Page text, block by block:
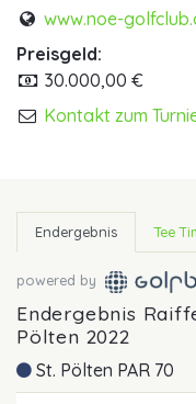
www.noe-
Preisgeld:
30.000,00 €
Kontakt zum
Endergebnis Tee
powered by
Endergebnis
Pölten 2022
St. Pölten PAR 70